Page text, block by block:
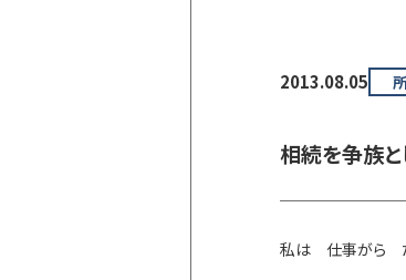
2013.08.05
相続を争族
私は 仕事がら た